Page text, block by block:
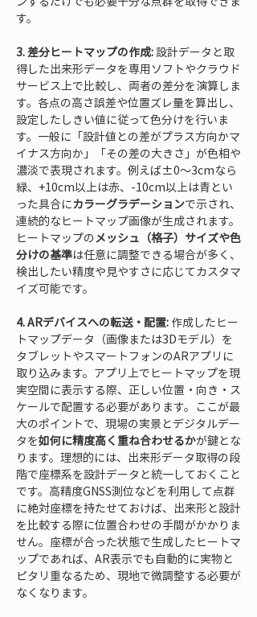
す。
3. 差分ヒートマップの作成: 設計データと取
得した出来形データを専用ソフトやクラウド
サービス上で比較し、両者の差分を演算しま
す。各点の高さ誤差や位置ズレ量を算出し、
設定したしきい値に従って色分けを行いま
す。一般に「設計値との差がプラス方向かマ
イナス方向か」「その差の大きさ」が色相や
濃淡で表現されます。例えば±0～3cmなら
緑、+10cm以上は赤、-10cm以上は青とい
った具合にカラーグラデーションで示され、
連続的なヒートマップ画像が生成されます。
ヒートマップのメッシュ（格子）サイズや色
分けの基準は任意に調整できる場合が多く、
検出したい精度や見やすさに応じてカスタマ
イズ可能です。
4. ARデバイスへの転送・配置: 作成したヒー
トマップデータ（画像または3Dモデル）を
タブレットやスマートフォンのARアプリに
取り込みます。アプリ上でヒートマップを現
実空間に表示する際、正しい位置・向き・ス
ケールで配置する必要があります。ここが最
大のポイントで、現場の実景とデジタルデー
タを如何に精度高く重ね合わせるかが鍵とな
ります。理想的には、出来形データ取得の段
階で座標系を設計データと統一しておくこと
です。高精度GNSS測位などを利用して点群
に絶対座標を持たせておけば、出来形と設計
を比較する際に位置合わせの手間がかかりま
せん。座標が合った状態で生成したヒートマ
ップであれば、AR表示でも自動的に実物と
ピタリ重なるため、現地で微調整する必要が
なくなります。